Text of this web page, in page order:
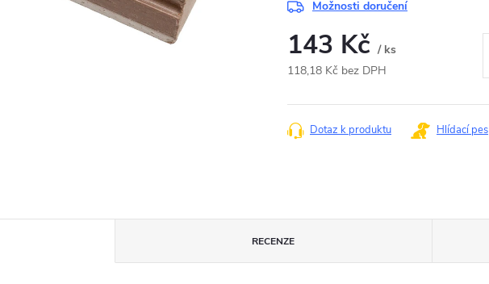
Možnosti doručení
143 Kč / ks
118,18 Kč bez DPH
cena:
Dotaz k produktu Hlídací pes
RECENZE